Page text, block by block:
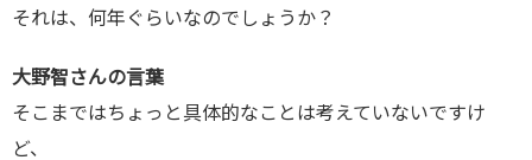
それは、何年ぐらいなのでしょうか？
大野智さんの言葉
そこまではちょっと具体的なことは考えていないですけ
ど、